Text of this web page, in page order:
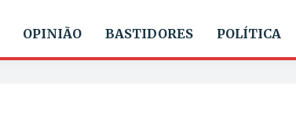
OPINIÃO BASTIDORES POLÍTICA